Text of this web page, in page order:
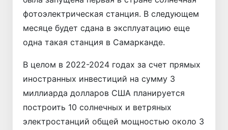
фотоэлектрическая станция. В следующем
месяце будет сдана в эксплуатацию еще
одна такая станция в Самарканде.
В целом в 2022-2024 годах за счет прямых
иностранных инвестиций на сумму 3
миллиарда долларов США планируется
построить 10 солнечных и ветряных
электростанций общей мощностью около 3